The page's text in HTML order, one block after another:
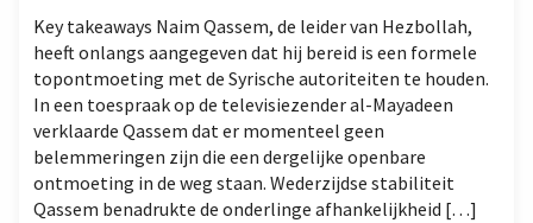
Key takeaways Naim Qassem, de leider van Hezbollah,
heeft onlangs aangegeven dat hij bereid is een formele
topontmoeting met de Syrische autoriteiten te houden.
In een toespraak op de televisiezender al-Mayadeen
verklaarde Qassem dat er momenteel geen
belemmeringen zijn die een dergelijke openbare
ontmoeting in de weg staan. Wederzijdse stabiliteit
Qassem benadrukte de onderlinge afhankelijkheid […]